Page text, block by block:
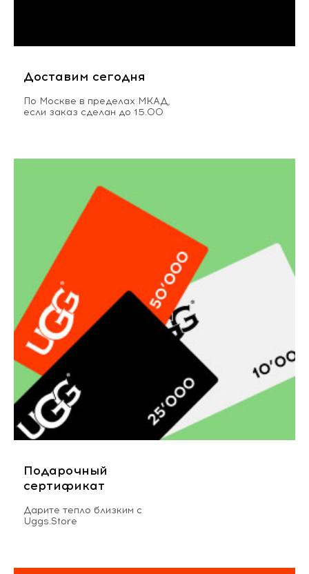
Доставим сегодня
По Москве в пределах МКАД,
если заказ сделан до 15.00
Подарочный
сертификат
Дарите тепло близким с
Uggs.Store